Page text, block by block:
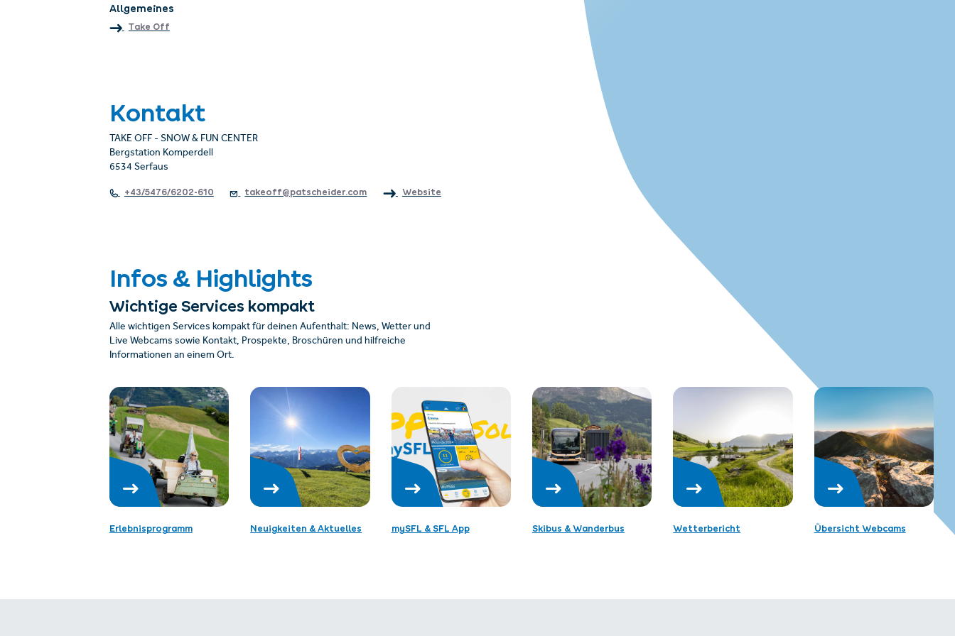
Allgemeines
Take Off
Kontakt
TAKE OFF - SNOW & FUN CENTER
Bergstation Komperdell
6534 Serfaus
+43/5476/6202-610 takeoff@patscheider.com Website
Infos & Highlights
Wichtige Services kompakt
Alle wichtigen Services kompakt für deinen Aufenthalt: News, Wetter und
Live Webcams sowie Kontakt, Prospekte, Broschüren und hilfreiche
Informationen an einem Ort.
Erlebnisprogramm Neuigkeiten & Aktuelles mySFL & SFL App Skibus & Wanderbus Wetterbericht Übersicht Webcams